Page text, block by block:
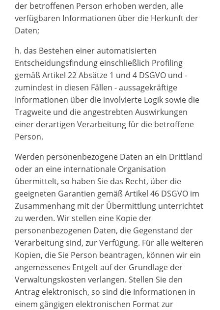
der betroffenen Person erhoben werden, alle
verfügbaren Informationen über die Herkunft der
Daten;
h. das Bestehen einer automatisierten
Entscheidungsfindung einschließlich Profiling
gemäß Artikel 22 Absätze 1 und 4 DSGVO und -
zumindest in diesen Fällen - aussagekräftige
Informationen über die involvierte Logik sowie die
Tragweite und die angestrebten Auswirkungen
einer derartigen Verarbeitung für die betroffene
Person.
Werden personenbezogene Daten an ein Drittland
oder an eine internationale Organisation
übermittelt, so haben Sie das Recht, über die
geeigneten Garantien gemäß Artikel 46 DSGVO im
Zusammenhang mit der Übermittlung unterrichtet
zu werden. Wir stellen eine Kopie der
personenbezogenen Daten, die Gegenstand der
Verarbeitung sind, zur Verfügung. Für alle weiteren
Kopien, die Sie Person beantragen, können wir ein
angemessenes Entgelt auf der Grundlage der
Verwaltungskosten verlangen. Stellen Sie den
Antrag elektronisch, so sind die Informationen in
einem gängigen elektronischen Format zur